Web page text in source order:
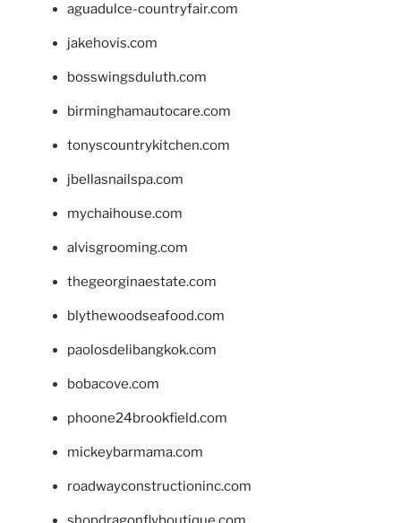
aguadulce-countryfair.com
jakehovis.com
bosswingsduluth.com
birminghamautocare.com
tonyscountrykitchen.com
jbellasnailspa.com
mychaihouse.com
alvisgrooming.com
thegeorginaestate.com
blythewoodseafood.com
paolosdelibangkok.com
bobacove.com
phoone24brookfield.com
mickeybarmama.com
roadwayconstructioninc.com